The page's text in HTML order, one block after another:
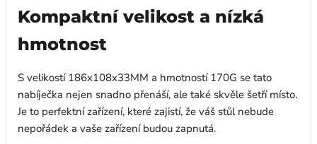
Kompaktní velikost a nízká
hmotnost
S velikostí 186x108x33MM a hmotností 170G se tato
nabíječka nejen snadno přenáší, ale také skvěle šetří místo.
Je to perfektní zařízení, které zajistí, že váš stůl nebude
nepořádek a vaše zařízení budou zapnutá.